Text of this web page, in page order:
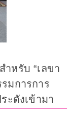
ำหรับ “เลขา
มการการ
ะดังเข้ามา